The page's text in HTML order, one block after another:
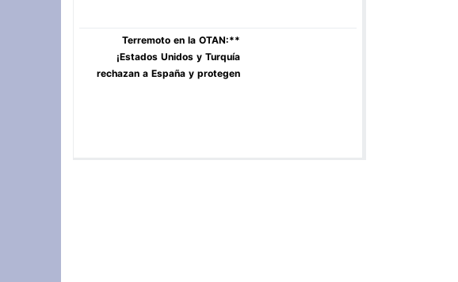
**Terremoto en la OTAN:
¡Estados Unidos y Turquía
rechazan a España y protegen